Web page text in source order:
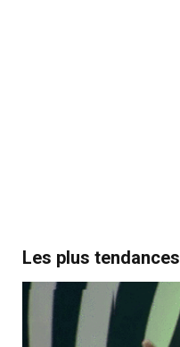
Les plus tendances